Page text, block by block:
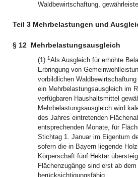
Waldbewirtschaftung,
Teil 3 Mehrbelastungen und
§ 12 Mehrbelastungsausgleich
(1) 1Als Ausgleich für erhöhte
Erbringung von
vorbildlichen
ein Mehrbelastungsausgleich im
verfügbaren Haushaltsmittel
Mehrbelastungsausgleich wird
des Jahres eintretenden
entsprechenden Monate, für
Stichtag 1. Januar im Eigentum
sofern die in Bayern liegende
Körperschaft fünf Hektar
Flächenzugänge sind erst ab
berücksichtigungsfähig.